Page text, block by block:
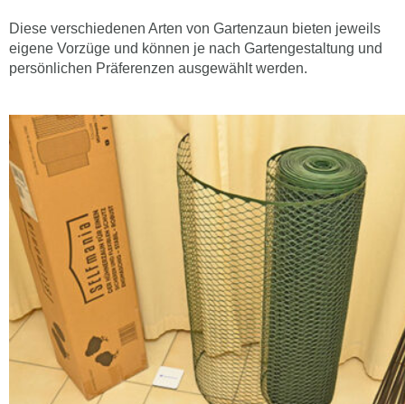
Diese verschiedenen Arten von Gartenzaun bieten jeweils
eigene Vorzüge und können je nach Gartengestaltung und
persönlichen Präferenzen ausgewählt werden.